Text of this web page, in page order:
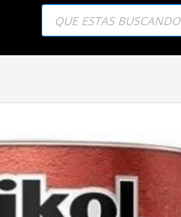
Búsqueda
productos